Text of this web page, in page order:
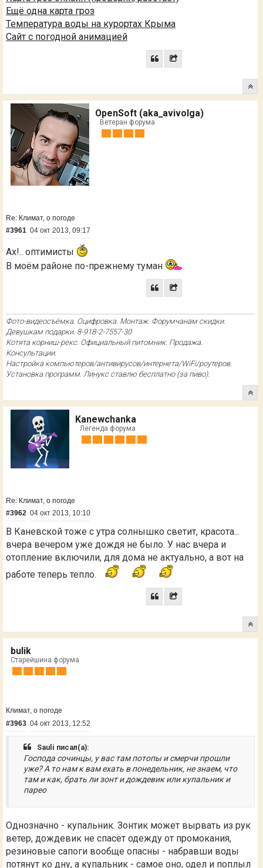
Ещё одна карта гроз
Температура воды на курортах Крыма
Сайт с погодной анимацией
OpenSoft (aka_avivolga)
Ветеран форума
Re: Климат, о погоде
#3961 04 окт 2013, 09:17
Ах!.. оптимисты
В моём районе по-прежнему туман
Фото-видеосъёмка. Оцифровка. Монтаж. Форумчанам скидки.
Девушкам подарки. 8-918-2-7557-30
Котята корниш-рекс. Официальный питомник. Продажа.
Консультации.
Настройка компьютеров/антивирусов/интернета/WiFi/роутеров.
Установка программ. Линукс ставлю бесплатно (за пиво).
Kanewchanka
Легенда форума
Re: Климат, о погоде
#3962 04 окт 2013, 10:10
В Каневской тоже с утра солнышко светит, красота...
вчера вечером уже дождя не было. У нас вчера и
отопление включили, для дома не актуально, а вот на
работе теперь тепло.
bulik
Старейшина форума
Климат, о погоде
#3963 04 окт 2013, 12:52
Sauli писал(а):
Господа сочинцы, у вас там потопы и смерчи прошли
уже? А то нам к вам ехать в понедельник, не знаем, что
там и как, брать ли зонт и дождевик или купальник и
парео
Однозначно - купальник. Зонтик может вырвать из рук
ветер, дождевик не спасёт одежду от промокания,
резиновые сапоги вообще опасны - набравши воды
потянут ко дну, а купальник - самое оно, одел и поплыл